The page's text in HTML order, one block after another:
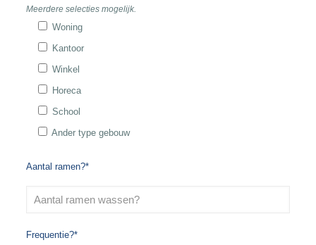
Meerdere selecties mogelijk.
Woning
Kantoor
Winkel
Horeca
School
Ander type gebouw
Aantal ramen?*
Frequentie?*